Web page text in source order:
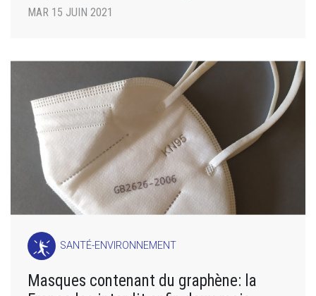
MAR 15 JUIN 2021
SANTÉ-ENVIRONNEMENT
Masques contenant du graphène: la